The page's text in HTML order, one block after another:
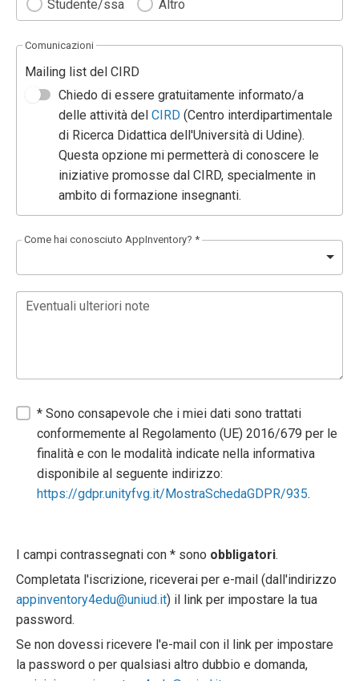
Studente/ssa
Altro
Comunicazioni
Mailing list del CIRD
Chiedo di essere gratuitamente informato/a
delle attività delCIRD (Centro interdipartimentale
di Ricerca Didattica dell'Università di Udine).
Questa opzione mi permetterà di conoscere le
iniziative promosse dal CIRD, specialmente in
ambito di formazione insegnanti.
Come hai conosciuto AppInventory? *
Eventuali ulteriori note
* Sono consapevole che i miei dati sono trattati
conformemente al Regolamento (UE) 2016/679 per le
finalità e con le modalità indicate nella informativa
disponibile al seguente indirizzo:
https://gdpr.unityfvg.it/MostraSchedaGDPR/935.
I campi contrassegnati con * sono obbligatori.
Completata l'iscrizione, riceverai per e-mail (dall'indirizzo
appinventory4edu@uniud.it) il link per impostare la tua
password.
Se non dovessi ricevere l'e-mail con il link per impostare
la password o per qualsiasi altro dubbio e domanda,